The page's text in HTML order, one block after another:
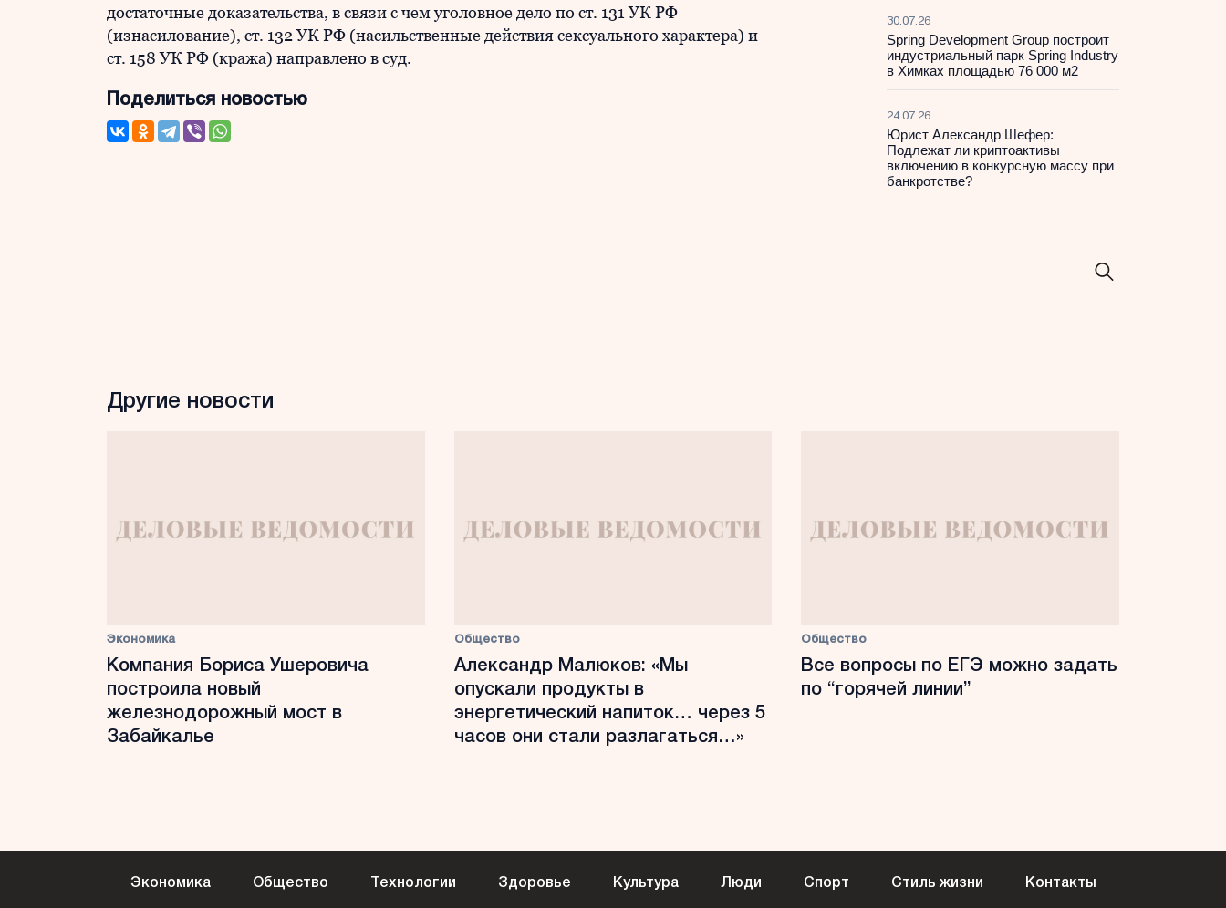
достаточные доказательства, в связи с чем уголовное дело по ст. 131 УК РФ
(изнасилование), ст. 132 УК РФ (насильственные действия сексуального характера) и
ст. 158 УК РФ (кража) направлено в суд.
Поделиться новостью
30.07.26
Spring Development Group построит
индустриальный парк Spring Industry
в Химках площадью 76 000 м2
24.07.26
Юрист Александр Шефер:
Подлежат ли криптоактивы
включению в конкурсную массу при
банкротстве?
Другие новости
Экономика
Компания Бориса Ушеровича
построила новый
железнодорожный мост в
Забайкалье
Общество
Александр Малюков: «Мы
опускали продукты в
энергетический напиток… через 5
часов они стали разлагаться…»
Общество
Все вопросы по ЕГЭ можно задать
по “горячей линии”
Экономика Общество Технологии Здоровье Культура Люди Спорт Стиль жизни Контакты